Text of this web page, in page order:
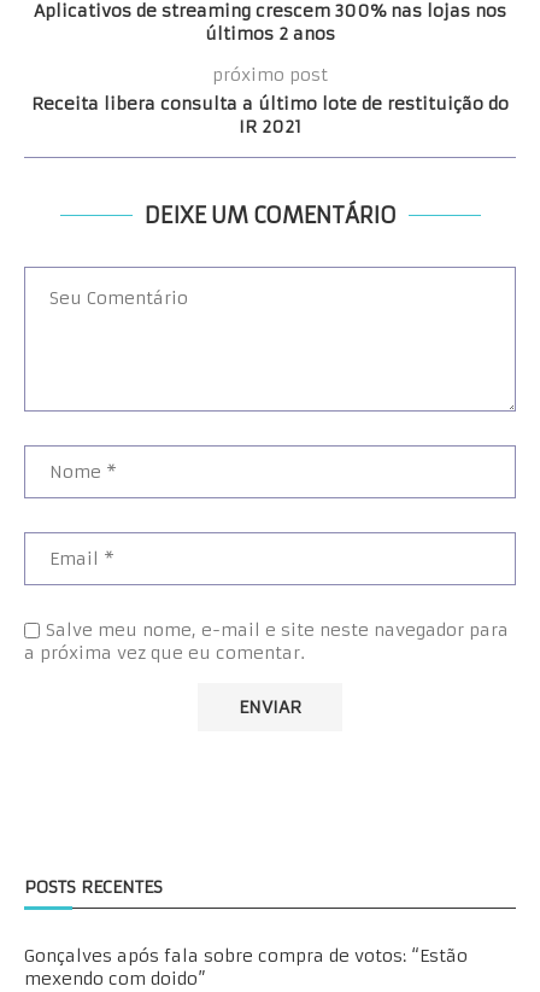
Aplicativos de streaming crescem 300% nas lojas nos
últimos 2 anos
próximo post
Receita libera consulta a último lote de restituição do
IR 2021
DEIXE UM COMENTÁRIO
Salve meu nome, e-mail e site neste navegador para
a próxima vez que eu comentar.
POSTS RECENTES
Gonçalves após fala sobre compra de votos: “Estão
mexendo com doido”